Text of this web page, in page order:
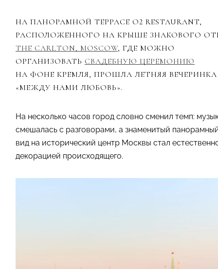
НА ПАНОРАМНОЙ ТЕРРАСЕ O2 RESTAURANT,
РАСПОЛОЖЕННОГО НА КРЫШЕ ЗНАКОВОГО
THE CARLTON, MOSCOW, ГДЕ МОЖНО
ОРГАНИЗОВАТЬ СВАДЕБНУЮ ЦЕРЕМОНИЮ
НА ФОНЕ КРЕМЛЯ, ПРОШЛА ЛЕТНЯЯ ВЕЧЕРИНКА
«МЕЖДУ НАМИ ЛЮБОВЬ».
На несколько часов город словно сменил темп:
смешалась с разговорами, а знаменитый
вид на исторический центр Москвы стал
декорацией происходящего.